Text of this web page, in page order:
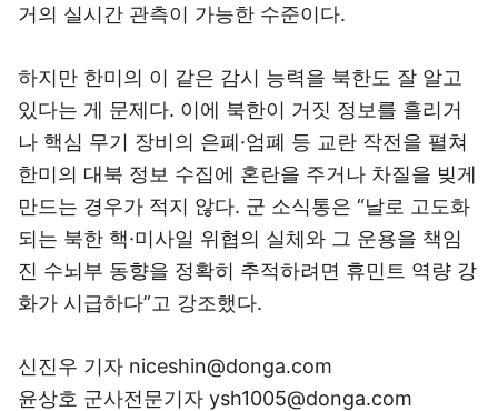
거의 실시간 관측이 가능한 수준이다.
하지만 한미의 이 같은 감시 능력을 북한도 잘 알고
있다는 게 문제다. 이에 북한이 거짓 정보를 흘리거
나 핵심 무기 장비의 은폐·엄폐 등 교란 작전을 펼쳐
한미의 대북 정보 수집에 혼란을 주거나 차질을 빚게
만드는 경우가 적지 않다. 군 소식통은 “날로 고도화
되는 북한 핵·미사일 위협의 실체와 그 운용을 책임
진 수뇌부 동향을 정확히 추적하려면 휴민트 역량 강
화가 시급하다”고 강조했다.
신진우 기자 niceshin@donga.com
윤상호 군사전문기자 ysh1005@donga.com